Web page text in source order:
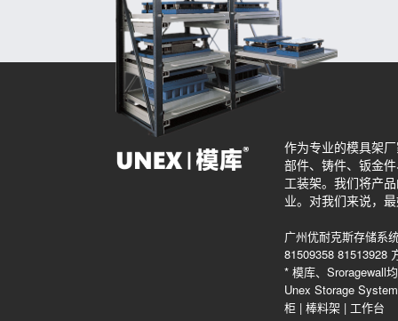
作为专业的模具架
部件、铸件、钣金
工装架。我们将产
业。对我们来说，
广州优耐克斯存储系
81509358 81513928
* 模库、Sroragewall
Unex Storage
柜 | 棒料架 | 工作台